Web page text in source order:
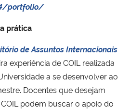
portfolio/
prática
de Assuntos Internacionais
experiência de COIL realizada
a se desenvolver ao
Docentes que desejam
podem buscar o apoio do